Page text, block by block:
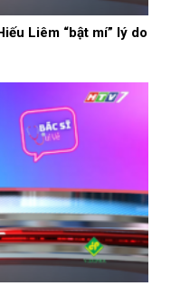
Liêm “bật mí” lý do